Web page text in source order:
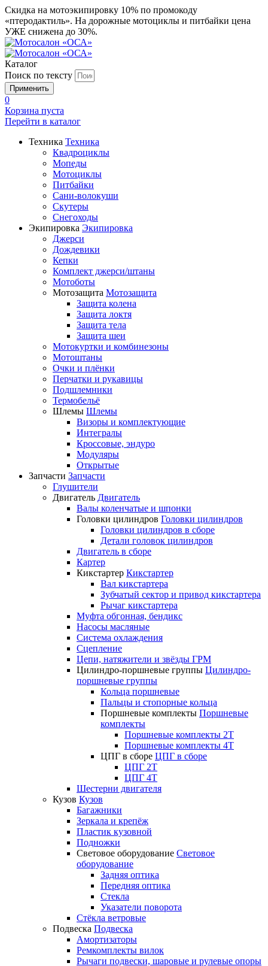
Скидка на мотоэкипировку 10% по промокоду
«птеродактиль». На дорожные мотоциклы и питбайки цена
УЖЕ снижена до 30%.
Каталог
Поиск по тексту
0
Корзина пуста
Перейти в каталог
Техника Техника
Квадроциклы
Мопеды
Мотоциклы
Питбайки
Сани-волокуши
Скутеры
Снегоходы
Экипировка Экипировка
Джерси
Дождевики
Кепки
Комплект джерси/штаны
Мотоботы
Мотозащита Мотозащита
Защита колена
Защита локтя
Защита тела
Защита шеи
Мотокуртки и комбинезоны
Мотоштаны
Очки и плёнки
Перчатки и рукавицы
Подшлемники
Термобельё
Шлемы Шлемы
Визоры и комплектующие
Интегралы
Кроссовые, эндуро
Модуляры
Открытые
Запчасти Запчасти
Глушители
Двигатель Двигатель
Валы коленчатые и шпонки
Головки цилиндров Головки цилиндров
Головки цилиндров в сборе
Детали головок цилиндров
Двигатель в сборе
Картер
Кикстартер Кикстартер
Вал кикстартера
Зубчатый сектор и привод кикстартера
Рычаг кикстартера
Муфта обгонная, бендикс
Насосы масляные
Система охлаждения
Сцепление
Цепи, натяжители и звёзды ГРМ
Цилиндро-поршневые группы Цилиндро-
поршневые группы
Кольца поршневые
Пальцы и стопорные кольца
Поршневые комплекты Поршневые
комплекты
Поршневые комплекты 2T
Поршневые комплекты 4T
ЦПГ в сборе ЦПГ в сборе
ЦПГ 2T
ЦПГ 4T
Шестерни двигателя
Кузов Кузов
Багажники
Зеркала и крепёж
Пластик кузовной
Подножки
Световое оборудование Световое
оборудование
Задняя оптика
Передняя оптика
Стекла
Указатели поворота
Стёкла ветровые
Подвеска Подвеска
Амортизаторы
Ремкомплекты вилок
Рычаги подвески, шаровые и рулевые опоры